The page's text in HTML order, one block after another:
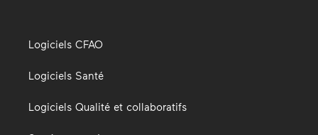
Logiciels CFAO
Logiciels Santé
Logiciels Qualité et collaboratifs